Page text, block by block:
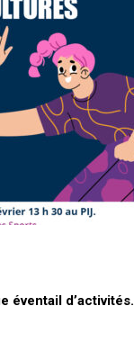
éventail d’activités.